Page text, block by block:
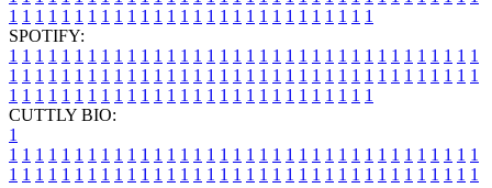
1 1 1 1 1 1 1 1 1 1 1 1 1 1 1 1 1 1 1 1 1 1 1 1 1 1 1 1
SPOTIFY:
1 1 1 1 1 1 1 1 1 1 1 1 1 1 1 1 1 1 1 1 1 1 1 1 1 1 1 1 1 1 1 1 1 1 1 1
1 1 1 1 1 1 1 1 1 1 1 1 1 1 1 1 1 1 1 1 1 1 1 1 1 1 1 1 1 1 1 1 1 1 1 1
1 1 1 1 1 1 1 1 1 1 1 1 1 1 1 1 1 1 1 1 1 1 1 1 1 1 1 1
CUTTLY BIO:
1
1 1 1 1 1 1 1 1 1 1 1 1 1 1 1 1 1 1 1 1 1 1 1 1 1 1 1 1 1 1 1 1 1 1 1 1
1 1 1 1 1 1 1 1 1 1 1 1 1 1 1 1 1 1 1 1 1 1 1 1 1 1 1 1 1 1 1 1 1 1 1 1